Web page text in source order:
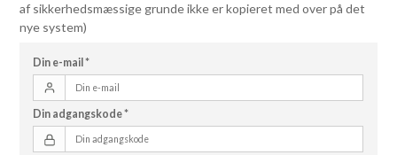
af sikkerhedsmæssige grunde ikke er kopieret med over på det
nye system)
Din e-mail*
Din adgangskode*